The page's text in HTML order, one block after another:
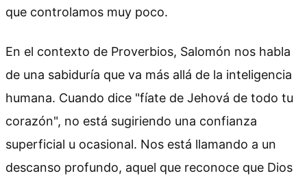
que controlamos muy poco.
En el contexto de Proverbios, Salomón nos habla
de una sabiduría que va más allá de la inteligencia
humana. Cuando dice "fíate de Jehová de todo tu
corazón", no está sugiriendo una confianza
superficial u ocasional. Nos está llamando a un
descanso profundo, aquel que reconoce que Dios